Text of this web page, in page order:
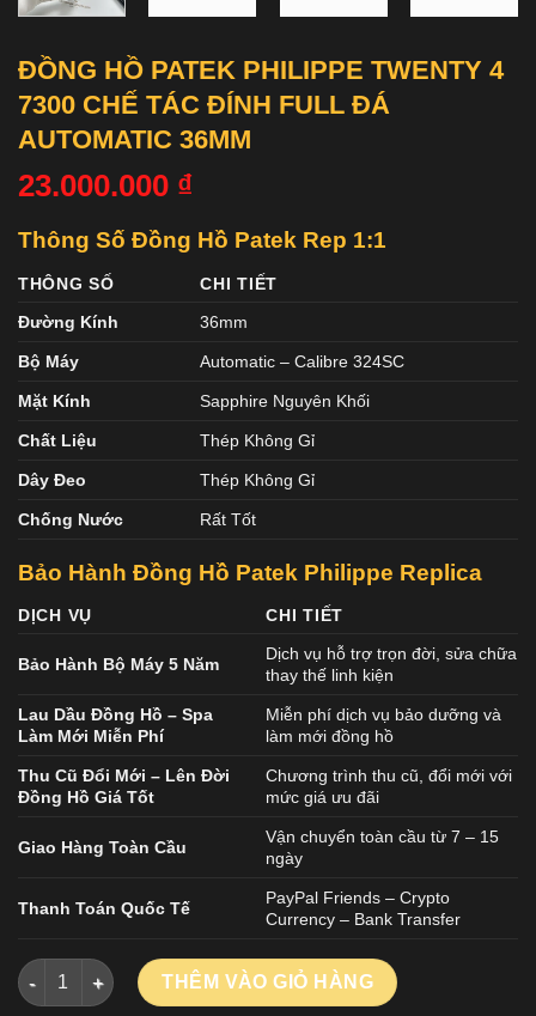
ĐỒNG HỒ PATEK PHILIPPE TWENTY 4
7300 CHẾ TÁC ĐÍNH FULL ĐÁ
AUTOMATIC 36MM
23.000.000 ₫
Thông Số Đồng Hồ Patek Rep 1:1
THÔNG SỐ
CHI TIẾT
Đường Kính
36mm
Bộ Máy Automatic – Calibre 324SC
Mặt Kính Sapphire Nguyên Khối
Chất Liệu Thép Không Gỉ
Dây Đeo Thép Không Gỉ
Chống Nước Rất Tốt
Bảo Hành Đồng Hồ Patek Philippe Replica
DỊCH VỤ CHI TIẾT
Bảo Hành Bộ Máy 5 Năm
Dịch vụ hỗ trợ trọn đời, sửa chữa
thay thế linh kiện
Lau Dầu Đồng Hồ – Spa
Làm Mới Miễn Phí
Miễn phí dịch vụ bảo dưỡng và
làm mới đồng hồ
Thu Cũ Đổi Mới – Lên Đời
Đồng Hồ Giá Tốt
Chương trình thu cũ, đổi mới với
mức giá ưu đãi
Giao Hàng Toàn Cầu
Vận chuyển toàn cầu từ 7 – 15
ngày
Thanh Toán Quốc Tế
PayPal Friends – Crypto
Currency – Bank Transfer
ĐỒNG HỒ PATEK PHILIPPE TWENTY 4 7300 CHẾ TÁC ĐÍNH
THÊM VÀO GIỎ HÀNG